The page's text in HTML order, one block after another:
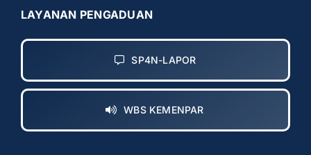
LAYANAN PENGADUAN
SP4N-LAPOR
WBS KEMENPAR